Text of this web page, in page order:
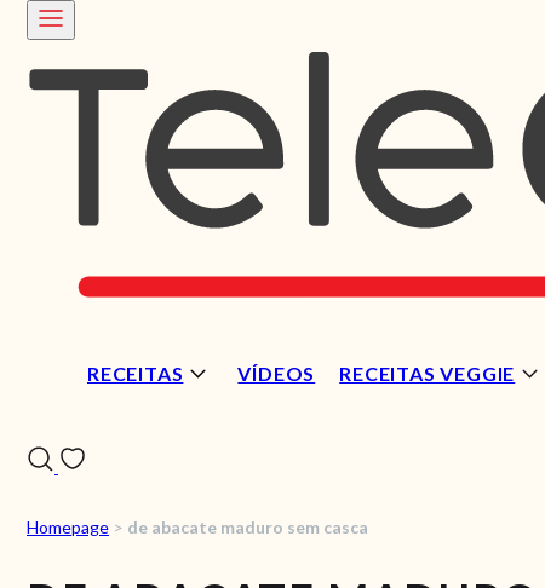
RECEITAS VÍDEOS RECEITAS VEGGIE
Homepage > de abacate maduro sem casca